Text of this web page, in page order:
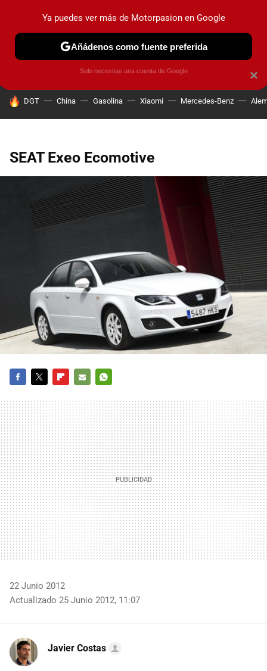
PRUEBAS COCHES ELÉCTRICOS OBSERVATORIO
HOY SE HABLA DE
DGT China Gasolina Xiaomi Mercedes-Benz
SEAT Exeo Ecomotive
MAIL
22 Junio 2012
Actualizado 25 Junio 2012, 11:07
Javier Costas
×
Ya puedes ver más de Motorpasion en Google
Añádenos como fuente preferida
Solo necesitas una cuenta de Google